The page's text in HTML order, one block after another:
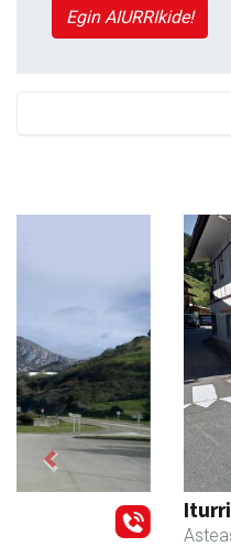
Egin AIURRIkide!
Iturri-Ondo jatetxea
- Jatetxeak
Previous